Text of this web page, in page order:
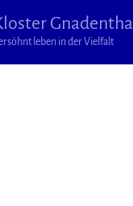
Gnadenthal
leben in der Vielfalt